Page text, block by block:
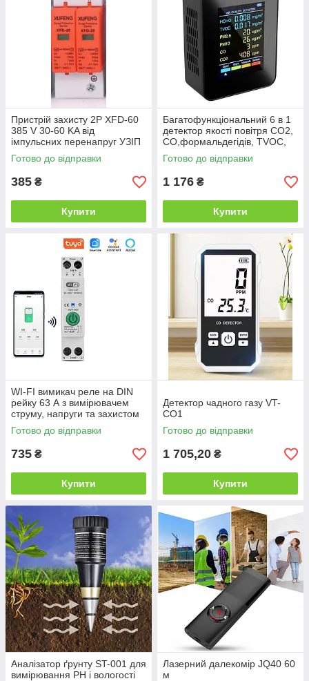
Пристрій захисту 2P XFD-60
385 V 30-60 KA від
імпульсних перенапруг УЗІП
змінного струму
Готово до відправки
385 ₴
Купити
Багатофункціональний 6 в 1
детектор якості повітря CO2,
CO,формальдегідів, TVOC,
PM10, PM2,5
Готово до відправки
1 176 ₴
Купити
WI-FI вимикач реле на DIN
рейку 63 А з вимірювачем
струму, напруги та захистом
від перенапруги
Готово до відправки
735 ₴
Купити
Детектор чадного газу VT-
CO1
Готово до відправки
1 705,20 ₴
Купити
Аналізатор ґрунту ST-001 для
вимірювання PH і вологості
Лазерний далекомір JQ40 60
м